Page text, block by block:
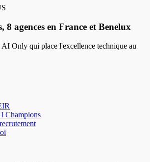
8 agences en France et Benelux
Only qui place l'excellence technique au
Champions